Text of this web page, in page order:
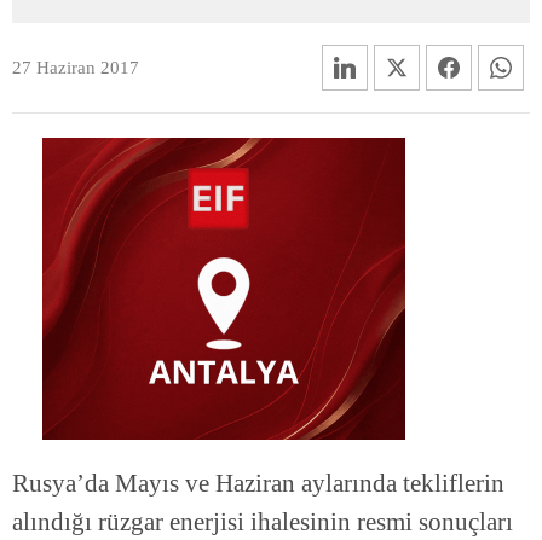
27 Haziran 2017
Rusya’da Mayıs ve Haziran aylarında tekliflerin
alındığı rüzgar enerjisi ihalesinin resmi sonuçları